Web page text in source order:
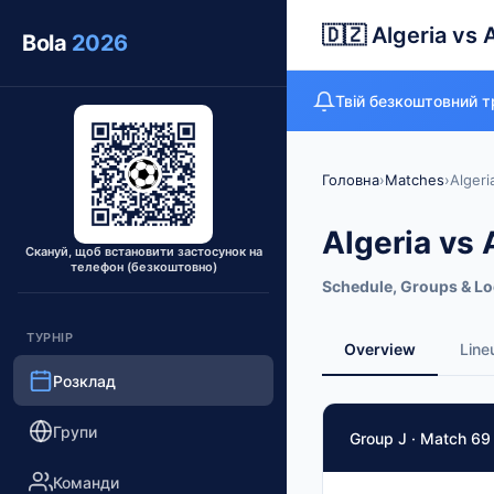
Bola 2026
Скануй, щоб встановити застосунок на
телефон (безкоштовно)
ТУРНІР
Розклад
Групи
Команди
🇩🇿 Algeria vs
Твій безкоштовний
Головна›Matches›
Algeria vs
Schedule, Groups &
Overview
Match Facts
Group J · Match 69